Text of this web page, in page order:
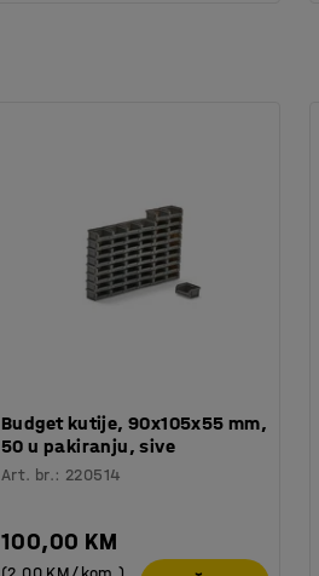
Budget kutije, 90x105x55 mm,
50 u pakiranju, sive
Art. br.: 220514
100,00 KM